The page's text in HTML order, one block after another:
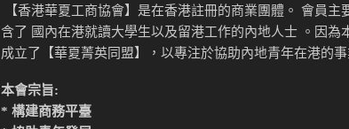
【香港華夏工商協會】是在香港註冊的商業團體。 會員
含了 國內在港就讀大學生以及留港工作的內地人士 。因
成立了【華夏菁英同盟】，以專注於協助內地青年在港的
本會宗旨:
* 構建商務平臺